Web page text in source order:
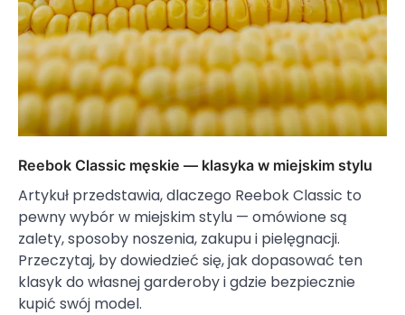
Reebok Classic męskie — klasyka w miejskim stylu
Artykuł przedstawia, dlaczego Reebok Classic to
pewny wybór w miejskim stylu — omówione są
zalety, sposoby noszenia, zakupu i pielęgnacji.
Przeczytaj, by dowiedzieć się, jak dopasować ten
klasyk do własnej garderoby i gdzie bezpiecznie
kupić swój model.